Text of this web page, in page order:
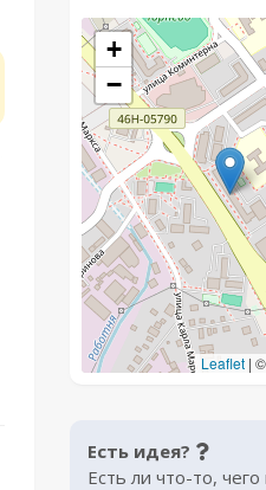
+
−
Leaflet | ©
Есть идея?
Есть ли что-то,